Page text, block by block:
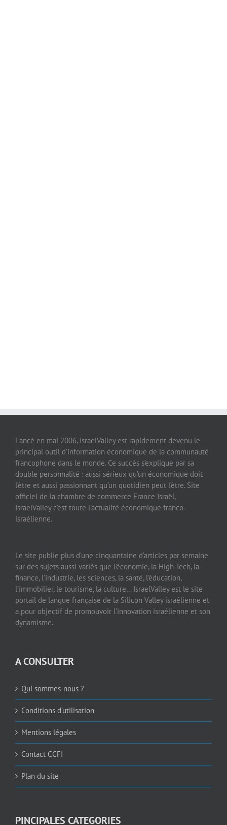
Lancé en mai 2006, IsraelValley est rapidement devenu le
principal outil d’information économique de la communauté
francophone dans le monde. Ce succès s’explique par sa
double personnalité : aussi sérieux qu’un économique doit
l’être et aussi passionnant qu’un quotidien peut l’être. Site
officiel de la chambre de commerce France Israël,
IsraelValley c’est toute l’actualité économique franco-
israélienne.
Le site publie plus d’une cinquantaine d’articles par semaine
sur des sujets aussi variés que l’économie, la High-Tech, la
finance, l’industrie, les sciences, la santé, l’éducation,
l’immobilier, le tourisme, la culture… IsraelValley est le site
portail de langue française de la Silicon Valley israélienne et
a pour objectif de promouvoir l’innovation israélienne et son
dynamisme.
A CONSULTER
Qui sommes-nous ?
Conditions d’utilisation
Mentions légales
Contact CCFI
Plan du site
PINCIPALES CATEGORIES